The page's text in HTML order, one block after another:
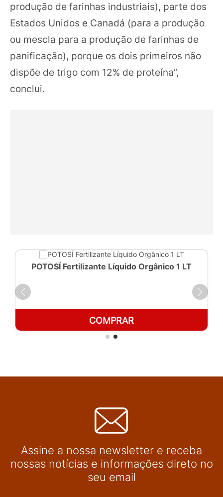
produção de farinhas industriais), parte dos
Estados Unidos e Canadá (para a produção
ou mescla para a produção de farinhas de
panificação), porque os dois primeiros não
dispõe de trigo com 12% de proteína”,
conclui.
POTOSÍ Fertilizante Líquido Orgânico 1 LT
COMPRAR
Assine a nossa newsletter e receba
nossas notícias e informações direto no
seu email